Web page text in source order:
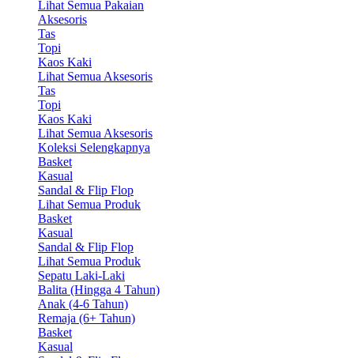
Lihat Semua Pakaian
Aksesoris
Tas
Topi
Kaos Kaki
Lihat Semua Aksesoris
Tas
Topi
Kaos Kaki
Lihat Semua Aksesoris
Koleksi Selengkapnya
Basket
Kasual
Sandal & Flip Flop
Lihat Semua Produk
Basket
Kasual
Sandal & Flip Flop
Lihat Semua Produk
Sepatu Laki-Laki
Balita (Hingga 4 Tahun)
Anak (4-6 Tahun)
Remaja (6+ Tahun)
Basket
Kasual